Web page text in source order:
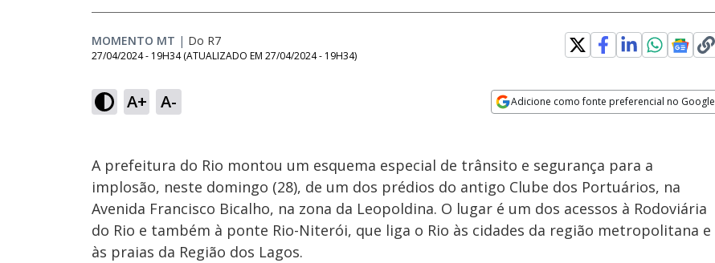
MOMENTO MT | Do R7
27/04/2024 - 19H34 (ATUALIZADO EM 27/04/2024 - 19H34)
A+ A- Adicione como fonte preferencial no Google
A prefeitura do Rio montou um esquema especial de trânsito e segurança para a
implosão, neste domingo (28), de um dos prédios do antigo Clube dos Portuários, na
Avenida Francisco Bicalho, na zona da Leopoldina. O lugar é um dos acessos à Rodoviária
do Rio e também à ponte Rio-Niterói, que liga o Rio às cidades da região metropolitana e
às praias da Região dos Lagos.